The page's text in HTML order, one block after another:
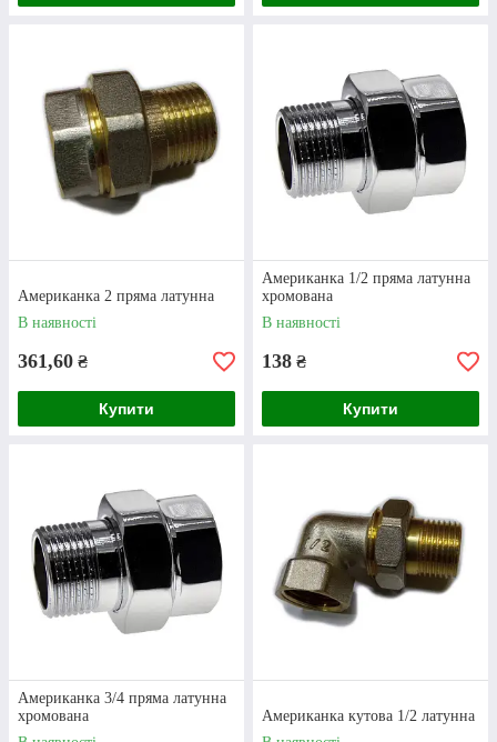
Якість товарів
У нашому асортименті представлені виключно
якісні товари від провідних українських та
європейських виробників. Усі вироби є
гарантійними умовами.
людина, яка має величезний досвід, чудово
орієнтується в асортименті та знає, чим
Американка 1/2 відрізняється від інших
фітингів. У ході консультації спеціаліст
відповість на будь-які ваші запитання та
допоможе з підбором товарів.
Американка 2 пряма латунна
В наявності
361,60 ₴
Купити
Американка 1/2 пряма латунна
хромована
В наявності
138 ₴
Купити
Американка 3/4 пряма латунна
хромована
Американка кутова 1/2 латунна